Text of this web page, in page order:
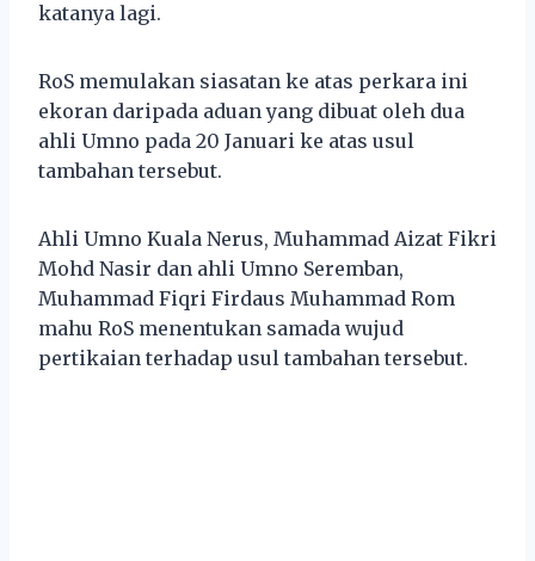
katanya lagi.
RoS memulakan siasatan ke atas perkara ini
ekoran daripada aduan yang dibuat oleh dua
ahli Umno pada 20 Januari ke atas usul
tambahan tersebut.
Ahli Umno Kuala Nerus, Muhammad Aizat Fikri
Mohd Nasir dan ahli Umno Seremban,
Muhammad Fiqri Firdaus Muhammad Rom
mahu RoS menentukan samada wujud
pertikaian terhadap usul tambahan tersebut.